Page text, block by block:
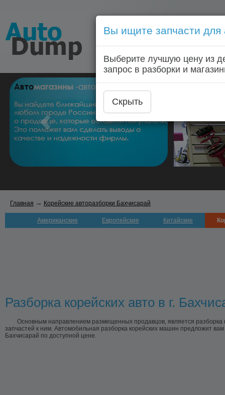
Голосовой запрос
Главная
Главная → Корейские авторазборки Бахчисарай
Американские Европейские Китайские
Разборка корейских авто в г.
Основным направлением размещенных продавцов, является разборка
запчастей к ним. Автомобильная разборка корейских машин предложит
Бахчисарай по доступной цене.
Вы ищите запчасти для
Выберите лучшую цену из
запрос в разборки и
Скрыть